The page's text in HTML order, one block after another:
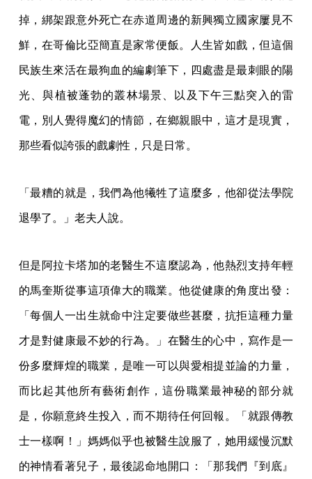
掉，綁架跟意外死亡在赤道周邊的新興獨立國家屢見不
鮮，在哥倫比亞簡直是家常便飯。人生皆如戲，但這個
民族生來活在最狗血的編劇筆下，四處盡是最刺眼的陽
光、與植被蓬勃的叢林場景、以及下午三點突入的雷
電，別人覺得魔幻的情節，在鄉親眼中，這才是現實，
那些看似誇張的戲劇性，只是日常。
「最糟的就是，我們為他犧牲了這麼多，他卻從法學院
退學了。」老夫人說。
但是阿拉卡塔加的老醫生不這麼認為，他熱烈支持年輕
的馬奎斯從事這項偉大的職業。他從健康的角度出發：
「每個人一出生就命中注定要做些甚麼，抗拒這種力量
才是對健康最不妙的行為。」在醫生的心中，寫作是一
份多麼輝煌的職業，是唯一可以與愛相提並論的力量，
而比起其他所有藝術創作，這份職業最神秘的部分就
是，你願意終生投入，而不期待任何回報。「就跟傳教
士一樣啊！」媽媽似乎也被醫生說服了，她用緩慢沉默
的神情看著兒子，最後認命地開口：「那我們『到底』